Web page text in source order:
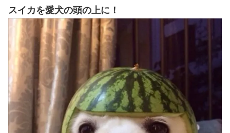
スイカを愛犬の頭の上に！